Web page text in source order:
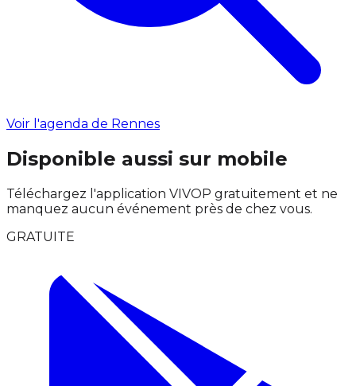
Voir l'agenda de Rennes
Disponible aussi sur mobile
Téléchargez l'application VIVOP gratuitement et ne
manquez aucun événement près de chez vous.
GRATUITE